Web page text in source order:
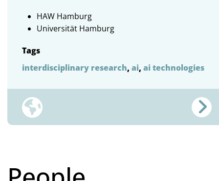
HAW Hamburg
Universität Hamburg
Tags
interdisciplinary research, ai, ai technologies